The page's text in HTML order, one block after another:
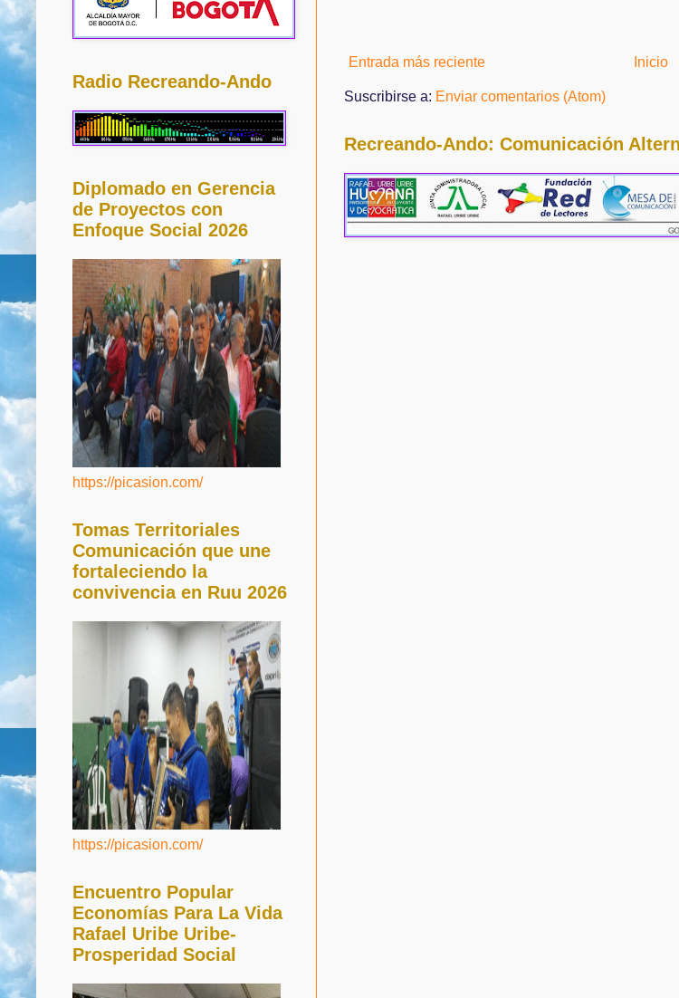
Entrada más reciente Inicio
Suscribirse a: Enviar comentarios (Atom)
Recreando-Ando: Comunicación
Radio Recreando-Ando
Diplomado en Gerencia
de Proyectos con
Enfoque Social 2026
https://picasion.com/
Tomas Territoriales
Comunicación que une
fortaleciendo la
convivencia en Ruu 2026
https://picasion.com/
Encuentro Popular
Economías Para La Vida
Rafael Uribe Uribe-
Prosperidad Social